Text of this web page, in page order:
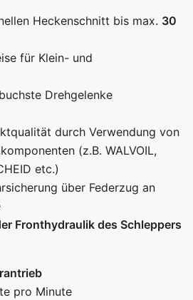
Heckenschnitt bis max. 30
für Klein- und
Drehgelenke
durch Verwendung von
(z.B. WALVOIL,
etc.)
über Federzug an
Fronthydraulik des Schleppers
pro Minute